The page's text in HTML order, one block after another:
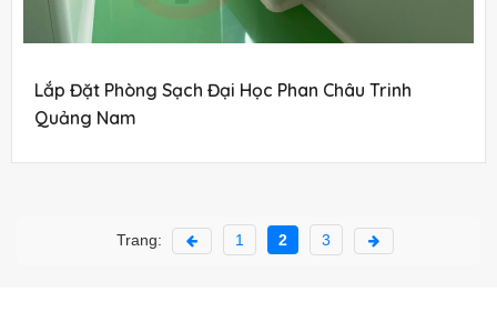
Lắp Đặt Phòng Sạch Đại Học Phan Châu Trinh
Quảng Nam
Trang: 1 2 3